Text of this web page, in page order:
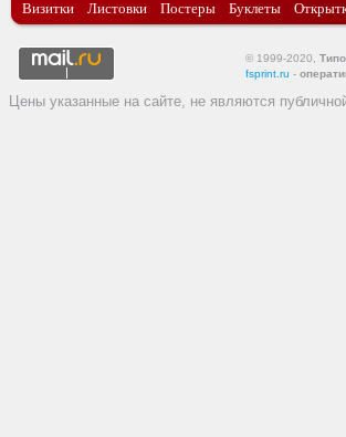
Визитки Листовки Постеры Буклеты
© 1999-2020,
fsprint.ru -
Цены указанные на сайте, не являются